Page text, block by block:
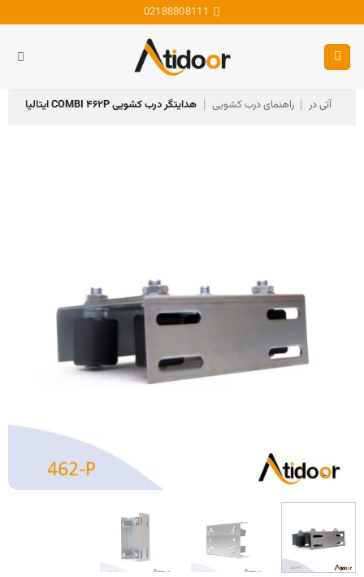
02188808111
آتی در راهنمای درب کشویی | هدایتگر درب کشویی COMBI ۴۶۲P ایتالیا